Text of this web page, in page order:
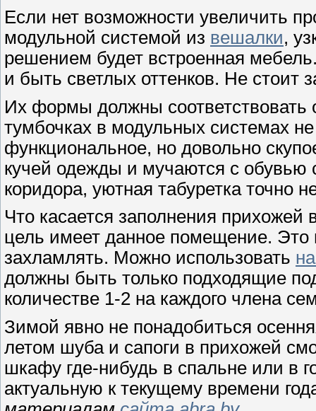
Если нет возможности увеличить
модульной системой из вешалки,
решением будет встроенная
и быть светлых оттенков. Не стоит
Их формы должны
тумбочках в модульных системах
функциональное, но довольно
кучей одежды и мучаются с
коридора, уютная табуретка точно
Что касается заполнения прихожей
цель имеет данное помещение. Это
захламлять. Можно использовать
должны быть только подходящие
количестве 1-2 на каждого члена
Зимой явно не понадобиться
летом шуба и сапоги в прихожей
шкафу где-нибудь в спальне или в
актуальную к текущему времени